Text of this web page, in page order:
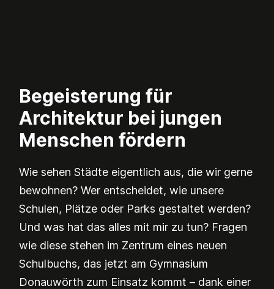
Begeisterung für
Architektur bei jungen
Menschen fördern
Wie sehen Städte eigentlich aus, die wir gerne
bewohnen? Wer entscheidet, wie unsere
Schulen, Plätze oder Parks gestaltet werden?
Und was hat das alles mit mir zu tun? Fragen
wie diese stehen im Zentrum eines neuen
Schulbuchs, das jetzt am Gymnasium
Donauwörth zum Einsatz kommt – dank einer